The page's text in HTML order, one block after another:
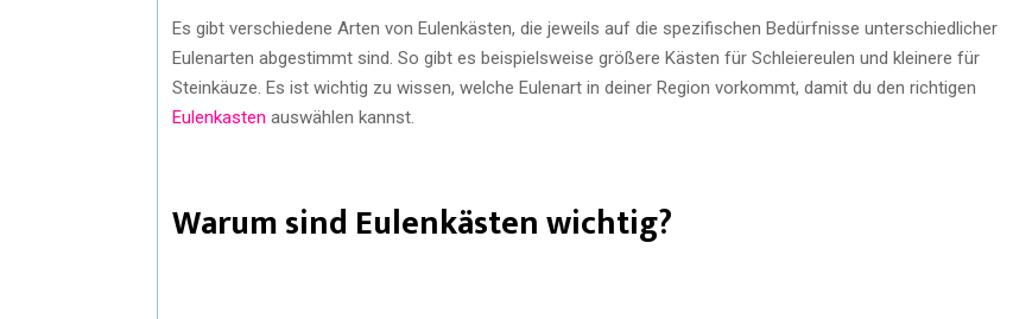
Es gibt verschiedene Arten von Eulenkästen, die jeweils auf die spezifischen Bedürfnisse unterschiedlicher
Eulenarten abgestimmt sind. So gibt es beispielsweise größere Kästen für Schleiereulen und kleinere für
Steinkäuze. Es ist wichtig zu wissen, welche Eulenart in deiner Region vorkommt, damit du den richtigen
Eulenkasten auswählen kannst.
Warum sind Eulenkästen wichtig?